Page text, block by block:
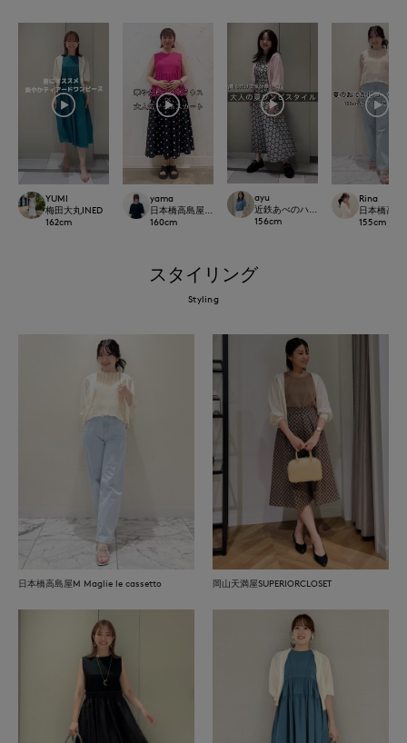
YUMI
梅田大丸INED
162cm
yama
日本橋高島屋SC SUPERIOR CLOSET
160cm
ayu
近鉄あべのハルカスINED
156cm
Rina
日本橋高
155cm
スタイリング
Styling
日本橋高島屋M Maglie le cassetto 岡山天満屋SUPERIORCLOSET